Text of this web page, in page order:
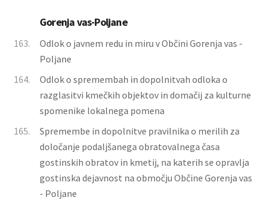
Gorenja vas-Poljane
163.
Odlok o javnem redu in miru v Občini Gorenja vas -
Poljane
164.
Odlok o spremembah in dopolnitvah odloka o
razglasitvi kmečkih objektov in domačij za kulturne
spomenike lokalnega pomena
165.
Spremembe in dopolnitve pravilnika o merilih za
določanje podaljšanega obratovalnega časa
gostinskih obratov in kmetij, na katerih se opravlja
gostinska dejavnost na območju Občine Gorenja vas
- Poljane